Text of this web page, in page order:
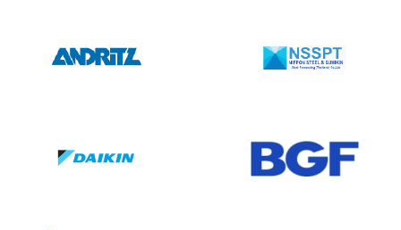
หนักของพื้น สิ่งกีดขวางรอบพื้นที่ทำงาน สภาพอากาศ โดย
เฉพาะลมแรงหรือฝนตกหลายครั้งที่อุบัติเหตุเกิดจาก “รีบ
ปลอดภัยไม่ได้เกิดจากกฎเพียงอย่างเดียว แต่เกิดจาก
วัฒนธรรมในการทำงานร่วมกัน ตั้งแต่นายจ้าง ผู้ควบคุม
งาน ไปจนถึงผู้ปฏิบัติงานทุกคนองค์กรที่ให้ความสำคัญกับ